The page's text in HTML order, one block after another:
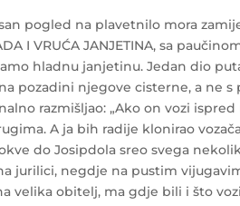
pogled na plavetnilo mora
I VRUĆA JANJETINA, sa
hladnu janjetinu. Jedan dio
pozadini njegove cisterne, a ne
razmišljao: „Ako on vozi
A ja bih radije klonirao
do Josipdola sreo svega
jurilici, negdje na pustim
velika obitelj, ma gdje bili i što